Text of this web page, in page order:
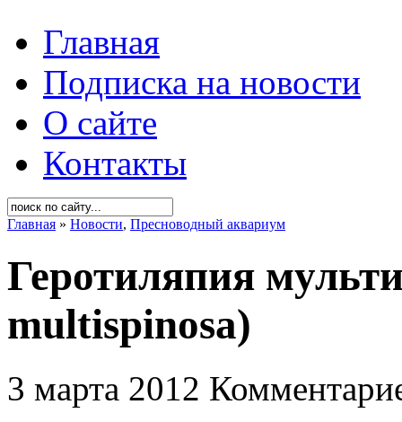
Главная
Подписка на новости
О сайте
Контакты
Главная » Новости, Пресноводный аквариум
Геротиляпия
multispinosa)
3 марта 2012